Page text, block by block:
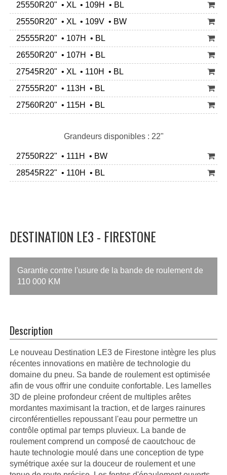
25550R20" • XL • 109H • BL
25550R20" • XL • 109V • BW
25555R20" • 107H • BL
26550R20" • 107H • BL
27545R20" • XL • 110H • BL
27555R20" • 113H • BL
27560R20" • 115H • BL
Grandeurs disponibles : 22"
27550R22" • 111H • BW
28545R22" • 110H • BL
DESTINATION LE3 - FIRESTONE
Garantie contre l'usure de la bande de roulement de
110 000 KM
Description
Le nouveau Destination LE3 de Firestone intègre les plus
récentes innovations en matière de technologie du
domaine du pneu. Sa bande de roulement est optimisée
afin de vous offrir une conduite confortable. Les lamelles
3D de pleine profondeur créent de multiples arêtes
mordantes maximisant la traction, et de larges rainures
circonférentielles repoussant l'eau pour permettre un
contrôle optimal par temps pluvieux. La bande de
roulement comprend un composé de caoutchouc de
haute technologie moulé dans une conception de type
symétrique axée sur la douceur de roulement et une